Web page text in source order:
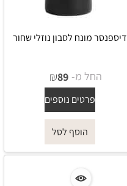
דיספנסר מונח לסבון נוזלי שחור
החל מ- ₪89
פרטים נוספים
הוסף לסל